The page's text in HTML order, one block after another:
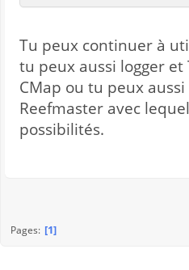
Tu peux continuer à
tu peux aussi logger
CMap ou tu peux
Reefmaster avec
possibilités.
Pages 1